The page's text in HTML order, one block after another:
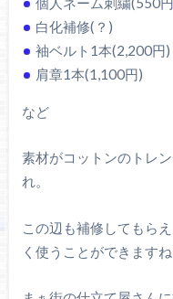
白化補修(？)
袖ベルト1本(2,200円)
肩章1本(1,100円)
など
素材がコットンのトレ
れ。
この辺も補修してもら
く使うことができます